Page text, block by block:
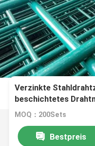
Verzinkte
beschichtetes
MOQ：200Sets
Bestpreis